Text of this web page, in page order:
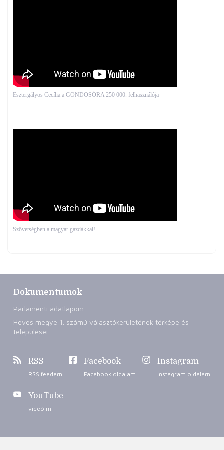
Esztergályos Cecília a GONDOSÓRA 250 000. felhasználója
Szövetségben a magyar gazdákkal!
Dokumentumok
Parlamenti adatlapom
Heves megye 1. számú választókerületének térképe és
települései
RSS
RSS feedem
Facebook
Facebook oldalam
Instagram
Instagram oldalam
YouTube
videóim